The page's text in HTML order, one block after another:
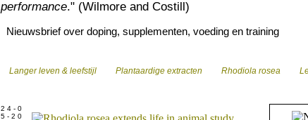
performance." (Wilmore and Costill)
Nieuwsbrief over doping, supplementen, voeding en training
Langer leven & leefstijl Plantaardige extracten Rhodiola rosea
2 4 - 0
5 - 2 0